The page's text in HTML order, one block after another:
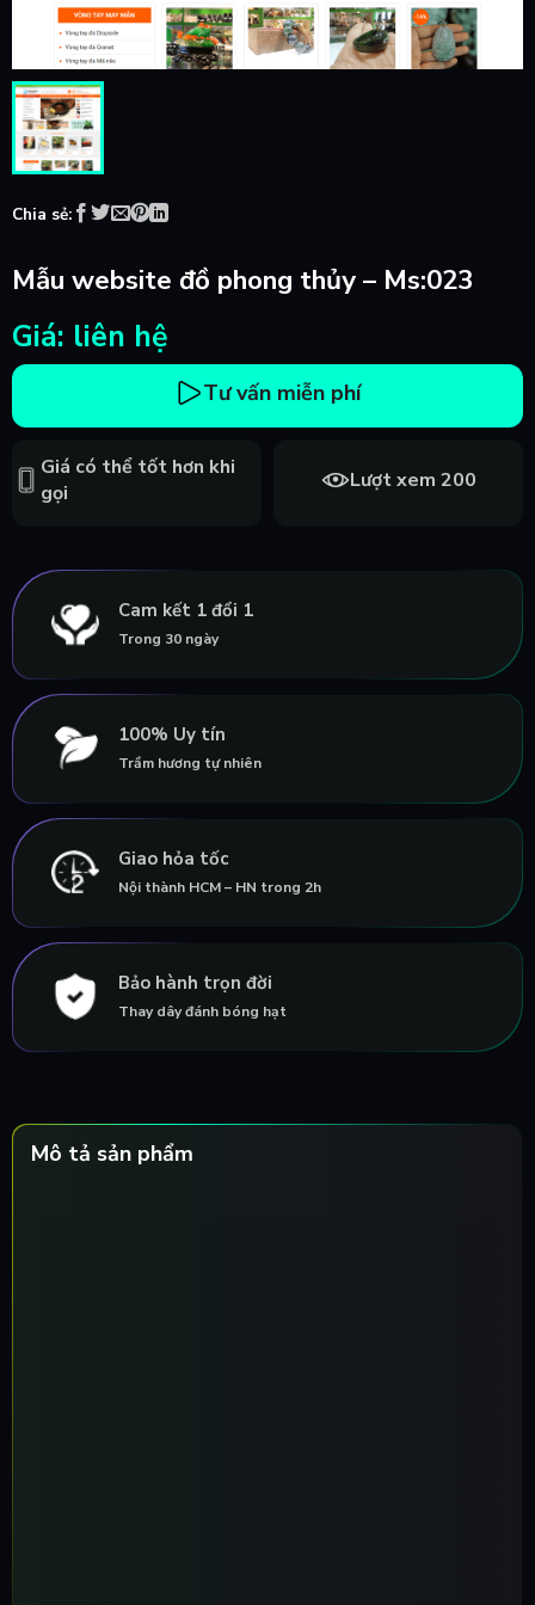
Chia sẻ:
Mẫu website đồ phong thủy – Ms:023
Giá: liên hệ
Tư vấn miễn phí
Giá có thể tốt hơn khi
gọi
Lượt xem 200
Cam kết 1 đổi 1
Trong 30 ngày
100% Uy tín
Trầm hương tự nhiên
Giao hỏa tốc
Nội thành HCM – HN trong 2h
Bảo hành trọn đời
Thay dây đánh bóng hạt
Mô tả sản phẩm